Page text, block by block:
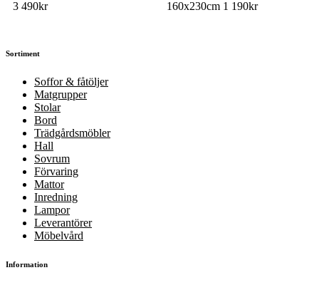
3 490kr
160x230cm 1 190kr
Sortiment
Soffor & fåtöljer
Matgrupper
Stolar
Bord
Trädgårdsmöbler
Hall
Sovrum
Förvaring
Mattor
Inredning
Lampor
Leverantörer
Möbelvård
Information